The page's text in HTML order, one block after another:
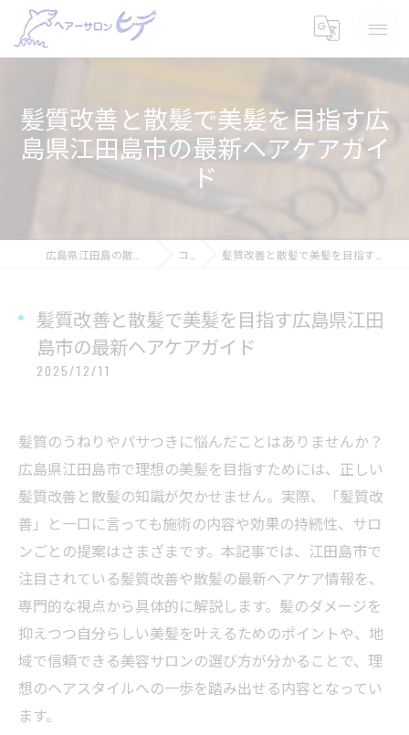
髪質改善と散髪で美髪を目指す広
島県江田島市の最新ヘアケアガイ
ド
コラム 髪質改善と散髪で美髪を目指す広島県江田島市の最新ヘアケアガイド
髪質改善と散髪で美髪を目指す広島県江田
島市の最新ヘアケアガイド
2025/12/11
髪質のうねりやパサつきに悩んだことはありませんか？
広島県江田島市で理想の美髪を目指すためには、正しい
髪質改善と散髪の知識が欠かせません。実際、「髪質改
善」と一口に言っても施術の内容や効果の持続性、サロ
ンごとの提案はさまざまです。本記事では、江田島市で
注目されている髪質改善や散髪の最新ヘアケア情報を、
専門的な視点から具体的に解説します。髪のダメージを
抑えつつ自分らしい美髪を叶えるためのポイントや、地
域で信頼できる美容サロンの選び方が分かることで、理
想のヘアスタイルへの一歩を踏み出せる内容となってい
ます。